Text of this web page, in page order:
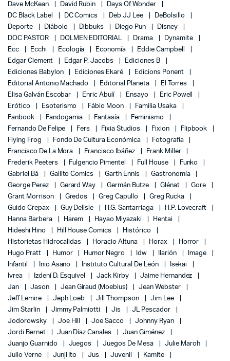
Dave McKean
David Rubin
Days Of Wonder
DC Black Label
DC Comics Deb JJ Lee
DeBolsillo
Deporte
Diábolo Dibbuks Diego Pun
Disney
DOC PASTOR
DOLMEN EDITORIAL Drama
Dynamite
Ecc
Ecchi Ecología Economía
Eddie Campbell
Edgar Clement
Edgar P. Jacobs
Ediciones B
Ediciones Babylon
Ediciones Ekaré
Edicions Ponent
Editorial Antonio Machado
Editorial Planeta
El Torres
Elisa Galván Escobar
Enric Abulí Ensayo
Eric Powell
Erótico
Esoterismo Fábio Moon
Familia Usaka
Fanbook
Fandogamia Fantasía
Feminismo
Fernando De Felipe
Fers Fixia Studios Fixion
Flipbook
Flying Frog
Fondo De Cultura Económica
Fotografía
Francisco De La Mora
Francisco Ibáñez
Frank Miller
Frederik Peeters
Fulgencio Pimentel Full House
Funko
Gabriel Bá
Gallito Comics Garth Ennis
Gastronomía
George Perez
Gerard Way Germán Butze Glénat
Gore
Grant Morrison
Gredos Greg Capullo
Greg Rucka
Guido Crepax
Guy Delisle H.G. Santarriaga
H.P. Lovecraft
Hanna Barbera
Harem Hayao Miyazaki
Hentai
Hideshi Hino
Hill House Comics
Histórico
Historietas Hidrocalidas
Horacio Altuna Horax
Horror
Hugo Pratt
Humor Humor Negro Idw Ilarión
Image
Infantil
Inio Asano Instituto Cultural De León
Isekai
Ivrea
Izdení D. Esquivel Jack Kirby
Jaime Hernandez
Jan
Jason Jean Giraud (Moebius)
Jean Webster
Jeff Lemire
Jeph Loeb Jill Thompson
Jim Lee
Jim Starlin
Jimmy Palmiotti Jis
JL Pescador
Jodorowsky
Joe Hill Joe Sacco
Johnny Ryan
Jordi Bernet
Juan Díaz Canales
Juan Giménez
Juanjo Guarnido
Juegos Juegos De Mesa
Julie Maroh
Julio Verne
Junji Ito Jus Juvenil
Kamite